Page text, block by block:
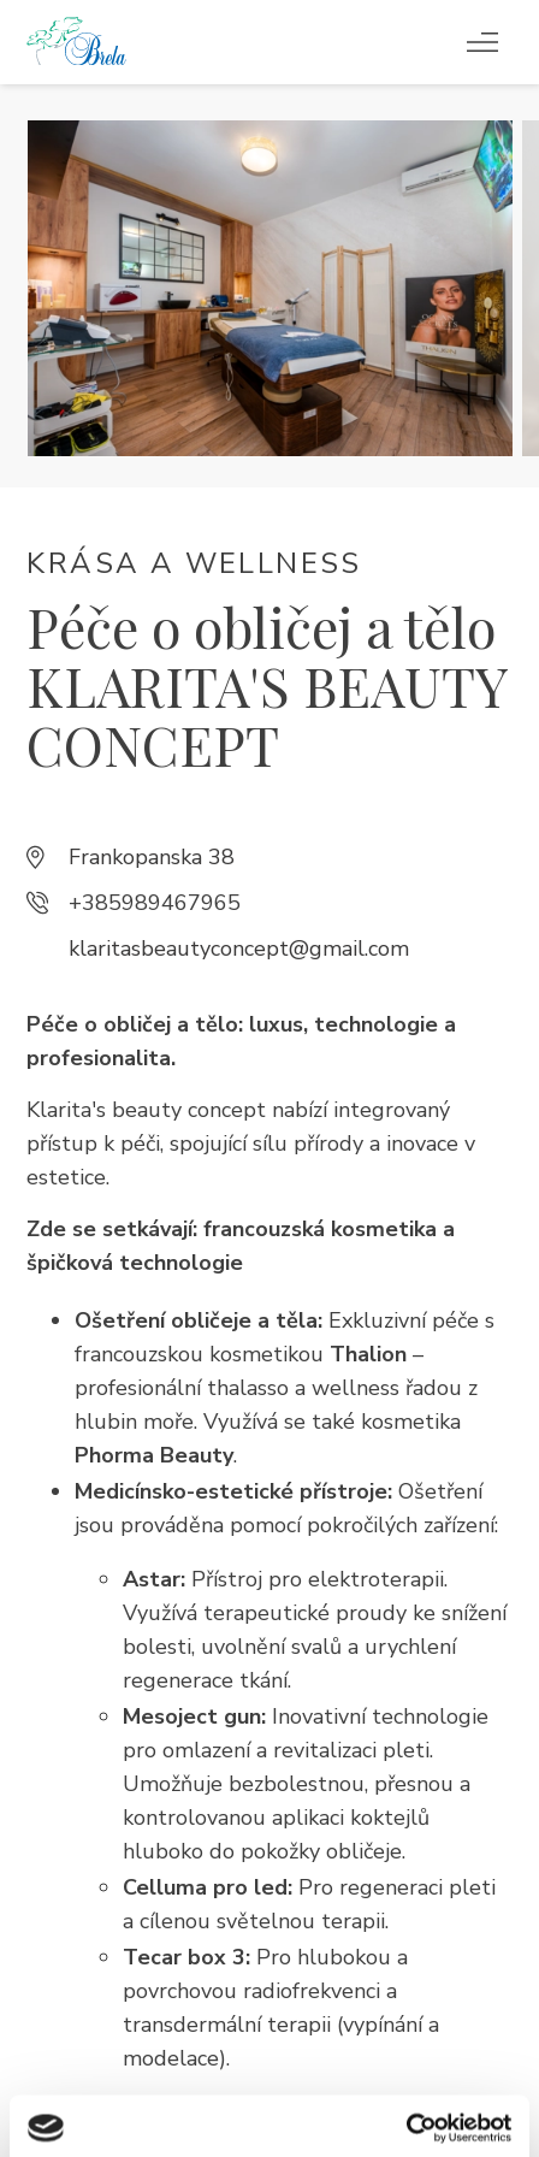
CO DĚLAT
UBYTOVÁNÍ
LETNÍ UDÁLOSTI
SERVISNÍ INFORMACE
CS
Trg Alojzija Stepinca 10, 21322 Brela
+385 21 618 455
+385 21 618 337
info@brela.hr
Contact us
KRÁSA A WELLNESS
Péče o obličej a tělo
KLARITA'S BEAUTY
CONCEPT
Frankopanska 38
+385989467965
klaritasbeautyconcept@gmail.com
Péče o obličej a tělo: luxus, technologie a
profesionalita.
Klarita's beauty concept nabízí integrovaný
přístup k péči, spojující sílu přírody a inovace v
estetice.
Zde se setkávají: francouzská kosmetika a
špičková technologie
Ošetření obličeje a těla: Exkluzivní péče s
francouzskou kosmetikou Thalion –
profesionální thalasso a wellness řadou z
hlubin moře. Využívá se také kosmetika
Phorma Beauty.
Medicínsko-estetické přístroje: Ošetření
jsou prováděna pomocí pokročilých zařízení:
Astar: Přístroj pro elektroterapii.
Využívá terapeutické proudy ke snížení
bolesti, uvolnění svalů a urychlení
regenerace tkání.
Mesoject gun: Inovativní technologie
pro omlazení a revitalizaci pleti.
Umožňuje bezbolestnou, přesnou a
kontrolovanou aplikaci koktejlů
hluboko do pokožky obličeje.
Celluma pro led: Pro regeneraci pleti
a cílenou světelnou terapii.
Tecar box 3: Pro hlubokou a
povrchovou radiofrekvenci a
transdermální terapii (vypínání a
modelace).
Široké spektrum manuálních a